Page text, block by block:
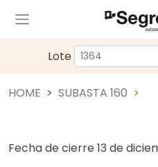
Lote
HOME SUBASTA 160
Fecha de cierre 13 de